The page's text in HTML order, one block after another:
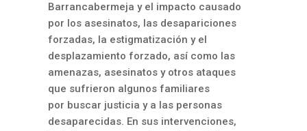
Barrancabermeja y el impacto causado
por los asesinatos, las desapariciones
forzadas, la estigmatización y el
desplazamiento forzado, así como las
amenazas, asesinatos y otros ataques
que sufrieron algunos familiares
por buscar justicia y a las personas
desaparecidas. En sus intervenciones,